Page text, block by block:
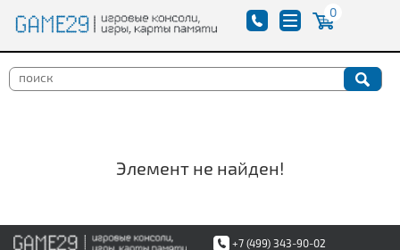
0
Элемент не найден!
+7 (499) 343-90-02